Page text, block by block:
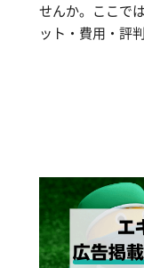
せんか。ここで
ット・費用・評